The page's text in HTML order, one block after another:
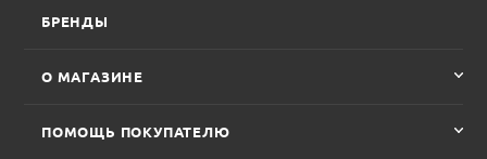
БРЕНДЫ
О МАГАЗИНЕ
ПОМОЩЬ ПОКУПАТЕЛЮ